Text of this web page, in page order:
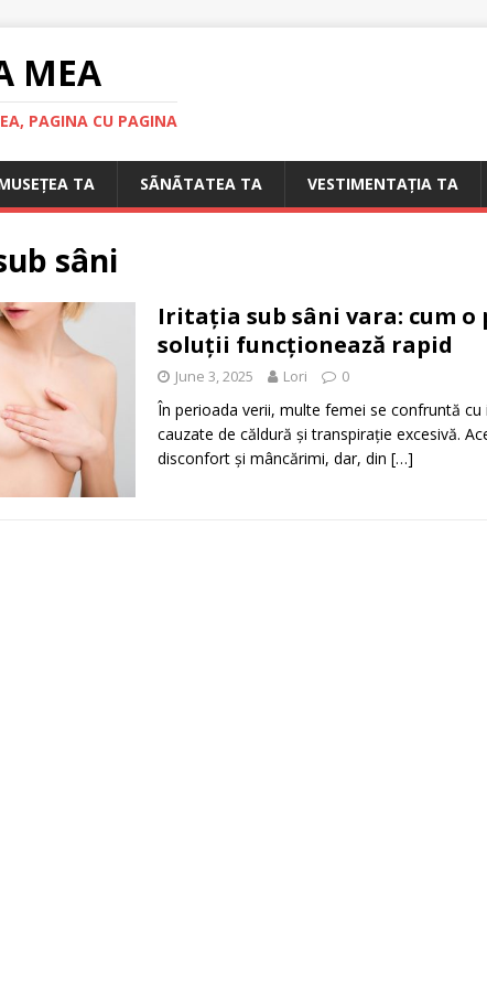
MEA
PAGINA CU PAGINA
TA SÃNÃTATEA TA VESTIMENTAȚIA TA
sâni
Iritația sub sâni vara: cum o
soluții funcționează rapid
June 3, 2025 Lori 0
În perioada verii, multe femei se confruntă cu
cauzate de căldură și transpirație excesivă.
disconfort și mâncărimi, dar, din […]